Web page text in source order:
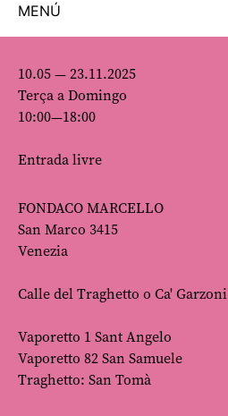
MENÚ
10.05 — 23.11.2025
Terça a Domingo
10:00—18:00
Entrada livre
FONDACO MARCELLO
San Marco 3415
Venezia
Calle del Traghetto o Ca' Garzoni
Vaporetto 1 Sant Angelo
Vaporetto 82 San Samuele
Traghetto: San Tomà